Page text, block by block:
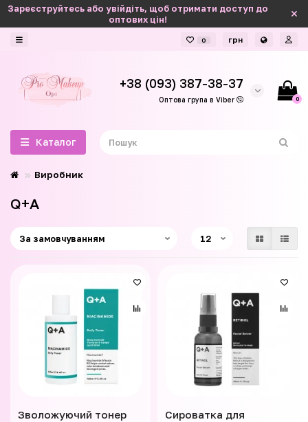
Зареєструйтесь або увійдіть, щоб отримати доступ до
оптових цін!
0 грн
+38 (093) 387-38-37
Оптова група в Viber 0
Каталог
Виробник
Q+A
Зволожуючий тонер
Сироватка для